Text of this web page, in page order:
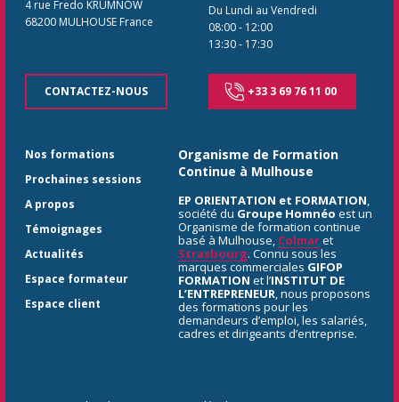
4 rue Fredo KRUMNOW
68200 MULHOUSE France
CONTACTEZ-NOUS
Du Lundi au Vendredi
08:00- 12:00
13:30- 17:30
+33 3 69 76 11 00
Nos formations
Prochaines sessions
A propos
Témoignages
Actualités
Espace formateur
Espace client
Organisme de Formation
Continue à Mulhouse
EP ORIENTATION et FORMATION,
société du Groupe Homnéo est un
Organisme de formation continue
basé à Mulhouse, Colmaret
Strasbourg. Connu sous les
marques commerciales GIFOP
FORMATION et l’INSTITUT DE
L’ENTREPRENEUR, nous proposons
des formations pour les
demandeurs d’emploi, les salariés,
cadres et dirigeants d’entreprise.